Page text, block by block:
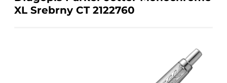
XL Srebrny CT 2122760